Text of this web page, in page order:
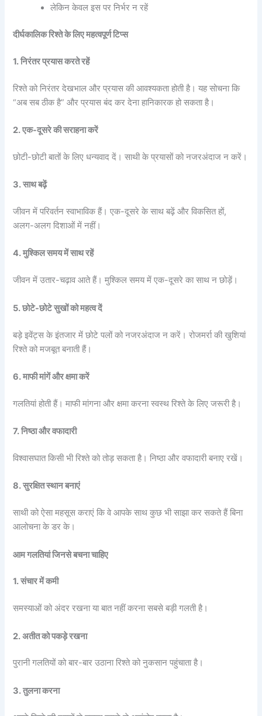
लेकिन केवल इस पर निर्भर न रहें
दीर्घकालिक रिश्ते के लिए महत्वपूर्ण टिप्स
1. निरंतर प्रयास करते रहें
रिश्ते को निरंतर देखभाल और प्रयास की आवश्यकता होती है। यह सोचना कि
“अब सब ठीक है” और प्रयास बंद कर देना हानिकारक हो सकता है।
2. एक-दूसरे की सराहना करें
छोटी-छोटी बातों के लिए धन्यवाद दें। साथी के प्रयासों को नजरअंदाज न करें।
3. साथ बढ़ें
जीवन में परिवर्तन स्वाभाविक हैं। एक-दूसरे के साथ बढ़ें और विकसित हों,
अलग-अलग दिशाओं में नहीं।
4. मुश्किल समय में साथ रहें
जीवन में उतार-चढ़ाव आते हैं। मुश्किल समय में एक-दूसरे का साथ न छोड़ें।
5. छोटे-छोटे सुखों को महत्व दें
बड़े इवेंट्स के इंतजार में छोटे पलों को नजरअंदाज न करें। रोजमर्रा की खुशियां
रिश्ते को मजबूत बनाती हैं।
6. माफी मांगें और क्षमा करें
गलतियां होती हैं। माफी मांगना और क्षमा करना स्वस्थ रिश्ते के लिए जरूरी है।
7. निष्ठा और वफादारी
विश्वासघात किसी भी रिश्ते को तोड़ सकता है। निष्ठा और वफादारी बनाए रखें।
8. सुरक्षित स्थान बनाएं
साथी को ऐसा महसूस कराएं कि वे आपके साथ कुछ भी साझा कर सकते हैं बिना
आलोचना के डर के।
आम गलतियां जिनसे बचना चाहिए
1. संचार में कमी
समस्याओं को अंदर रखना या बात नहीं करना सबसे बड़ी गलती है।
2. अतीत को पकड़े रखना
पुरानी गलतियों को बार-बार उठाना रिश्ते को नुकसान पहुंचाता है।
3. तुलना करना